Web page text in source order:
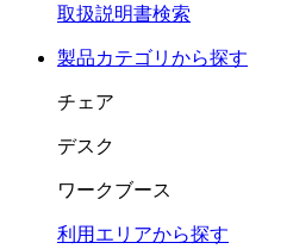
取扱説明書検索
製品カテゴリから探す
チェア
デスク
ワークブース
利用エリアから探す